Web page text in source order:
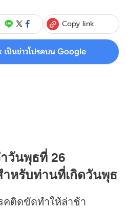
Copy link
เป็นข่าวโปรดบน Google
วันพุธที่ 26
หรับท่านที่เกิดวันพุธ
คติดขัดทำให้ล่าช้า